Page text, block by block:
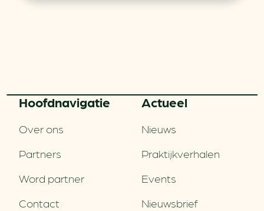
Hoofd­navigatie
Over ons
Partners
Word partner
Contact
Actueel
Nieuws
Praktijkverhalen
Events
Nieuwsbrief